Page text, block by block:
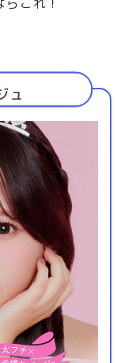
これ！
ュ